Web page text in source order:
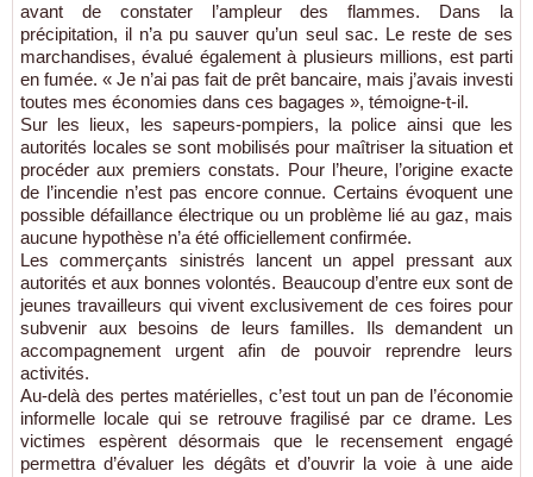
avant de constater l’ampleur des flammes. Dans la
précipitation, il n’a pu sauver qu’un seul sac. Le reste de ses
marchandises, évalué également à plusieurs millions, est parti
en fumée. « Je n’ai pas fait de prêt bancaire, mais j’avais investi
toutes mes économies dans ces bagages », témoigne-t-il.
Sur les lieux, les sapeurs-pompiers, la police ainsi que les
autorités locales se sont mobilisés pour maîtriser la situation et
procéder aux premiers constats. Pour l’heure, l’origine exacte
de l’incendie n’est pas encore connue. Certains évoquent une
possible défaillance électrique ou un problème lié au gaz, mais
aucune hypothèse n’a été officiellement confirmée.
Les commerçants sinistrés lancent un appel pressant aux
autorités et aux bonnes volontés. Beaucoup d’entre eux sont de
jeunes travailleurs qui vivent exclusivement de ces foires pour
subvenir aux besoins de leurs familles. Ils demandent un
accompagnement urgent afin de pouvoir reprendre leurs
activités.
Au-delà des pertes matérielles, c’est tout un pan de l’économie
informelle locale qui se retrouve fragilisé par ce drame. Les
victimes espèrent désormais que le recensement engagé
permettra d’évaluer les dégâts et d’ouvrir la voie à une aide